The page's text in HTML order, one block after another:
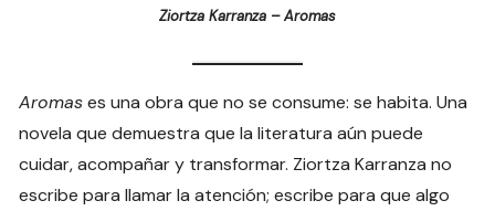
Ziortza Karranza – Aromas
Aromases una obra que no se consume: se habita. Una
novela que demuestra que la literatura aún puede
cuidar, acompañar y transformar. Ziortza Karranza no
escribe para llamar la atención; escribe para que algo